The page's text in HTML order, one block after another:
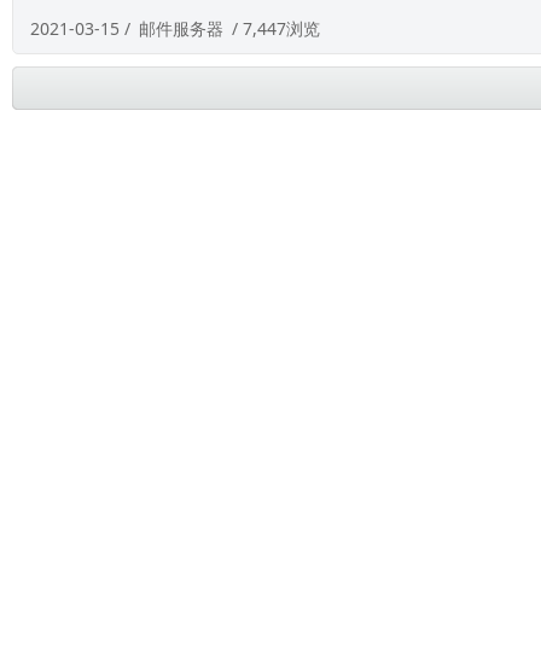
2021-03-15 / 邮件服务器 / 7,447浏览